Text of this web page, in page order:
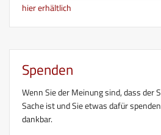
hier erhältlich
Spenden
Wenn Sie der Meinung sind, dass der
Sache ist und Sie etwas dafür
dankbar.